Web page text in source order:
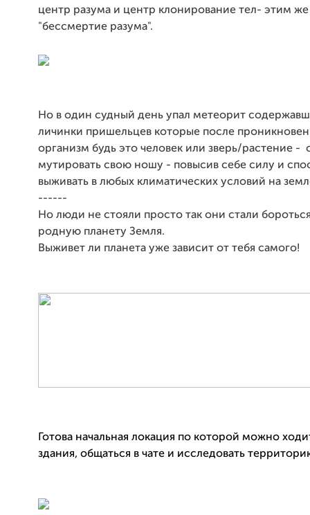
центр разума и центр клонирование тел- этим же
"бессмертие разума".
Но в один судный день упал метеорит
личинки пришельцев которые после
организм будь это человек или зверь/растение -
мутировать свою ношу - повысив себе силу и
выживать в любых климатических условий на
------
Но люди не стояли просто так они стали
родную планету Земля.
Выживет ли планета уже зависит от тебя самого!
Готова начальная локация по которой можно
здания, общаться в чате и исследовать